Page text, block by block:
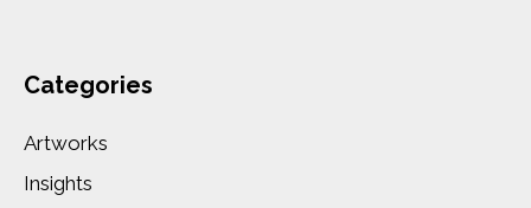
Categories
Artworks
Insights